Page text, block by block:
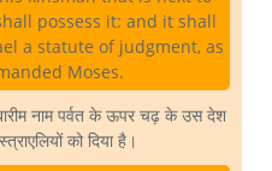
possess it: and it shall
a statute of judgment, as
Moses.
नाम पर्वत के ऊपर चढ़ के उस देश
को दिया है।